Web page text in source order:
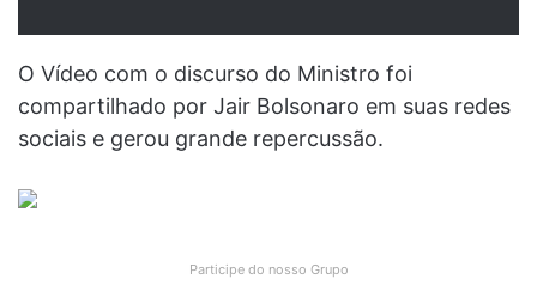
O Vídeo com o discurso do Ministro foi
compartilhado por Jair Bolsonaro em suas redes
sociais e gerou grande repercussão.
Participe do nosso Grupo